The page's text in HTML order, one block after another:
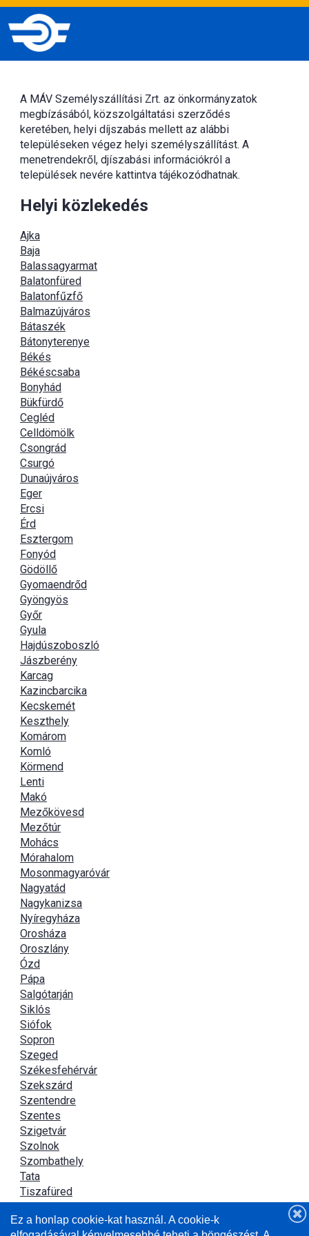
A MÁV Személyszállítási Zrt. az önkormányzatok
megbízásából, közszolgáltatási szerződés
keretében, helyi díjszabás mellett az alábbi
településeken végez helyi személyszállítást. A
menetrendekről, djíszabási információkról a
települések nevére kattintva tájékozódhatnak.
Helyi közlekedés
Ajka
Baja
Balassagyarmat
Balatonfüred
Balatonfűzfő
Balmazújváros
Bátaszék
Bátonyterenye
Békés
Békéscsaba
Bonyhád
Bükfürdő
Cegléd
Celldömölk
Csongrád
Csurgó
Dunaújváros
Eger
Ercsi
Érd
Esztergom
Fonyód
Gödöllő
Gyomaendrőd
Gyöngyös
Győr
Gyula
Hajdúszoboszló
Jászberény
Karcag
Kazincbarcika
Kecskemét
Keszthely
Komárom
Komló
Körmend
Lenti
Makó
Mezőkövesd
Mezőtúr
Mohács
Mórahalom
Mosonmagyaróvár
Nagyatád
Nagykanizsa
Nyíregyháza
Orosháza
Oroszlány
Ózd
Pápa
Salgótarján
Siklós
Siófok
Sopron
Szeged
Székesfehérvár
Szekszárd
Szentendre
Szentes
Szigetvár
Szolnok
Szombathely
Tata
Tiszafüred
Újszász
Ez a honlap cookie-kat használ. A cookie-k